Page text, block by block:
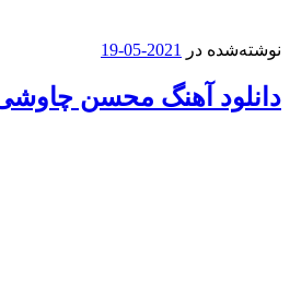
نوشته‌شده در 2021-05-19
دانلود آهنگ محسن